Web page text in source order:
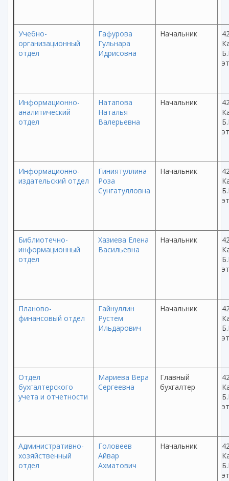
Учебно-
организационный
отдел
Гафурова
Гульнара
Идрисовна
Начальник
Информационно-
аналитический
отдел
Натапова
Наталья
Валерьевна
Начальник
Информационно-
издательский отдел
Гиниятуллина
Роза
Сунгатулловна
Начальник
Библиотечно-
информационный
отдел
Хазиева Елена
Васильевна
Начальник
Планово-
финансовый отдел
Гайнуллин
Рустем
Ильдарович
Начальник
Отдел
бухгалтерского
учета и отчетности
Мариева Вера
Сергеевна
Главный
бухгалтер
Административно-
хозяйственный
отдел
Головеев
Айвар
Ахматович
Начальник